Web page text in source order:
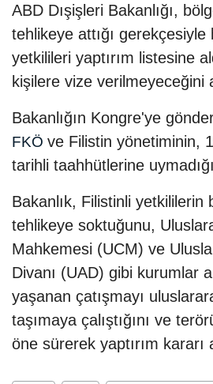
ABD Dışişleri Bakanlığı,
tehlikeye attığı gerekçesiyle
yetkilileri yaptırım listesine
kişilere vize verilmeyeceğini
Bakanlığın Kongre'ye
FKÖ ve Filistin yönetiminin,
tarihli taahhütlerine
Bakanlık, Filistinli yetkililerin
tehlikeye soktuğunu,
Mahkemesi (UCM) ve
Divanı (UAD) gibi kurumlar
yaşanan çatışmayı
taşımaya çalıştığını ve
öne sürerek yaptırım kararı